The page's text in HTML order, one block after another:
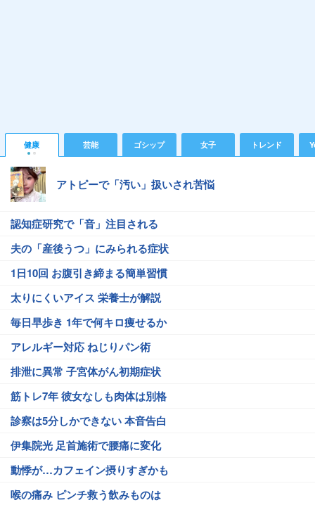
健康 芸能 ゴシップ 女子 トレンド
アトピーで「汚い」扱いされ苦悩
認知症研究で「音」注目される
夫の「産後うつ」にみられる症状
1日10回 お腹引き締まる簡単習慣
太りにくいアイス 栄養士が解説
毎日早歩き 1年で何キロ痩せるか
アレルギー対応 ねじりパン術
排泄に異常 子宮体がん初期症状
筋トレ7年 彼女なしも肉体は別格
診察は5分しかできない 本音告白
伊集院光 足首施術で腰痛に変化
動悸が…カフェイン摂りすぎかも
喉の痛み ピンチ救う飲みものは